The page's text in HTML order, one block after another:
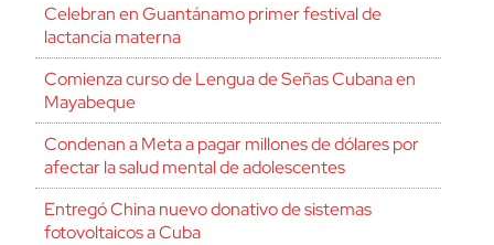
Celebran en Guantánamo primer festival de
lactancia materna
Comienza curso de Lengua de Señas Cubana en
Mayabeque
Condenan a Meta a pagar millones de dólares por
afectar la salud mental de adolescentes
Entregó China nuevo donativo de sistemas
fotovoltaicos a Cuba